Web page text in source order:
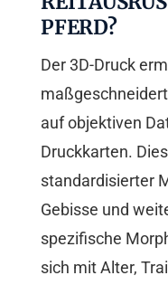
PFERD?
Der 3D-Druck
auf objektiven
Druckkarten.
standardisierter
Gebisse und
spezifische
sich mit Alter,